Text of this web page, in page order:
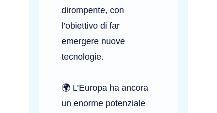
dirompente, con
l’obiettivo di far
emergere nuove
tecnologie.
🌍 L’Europa ha ancora
un enorme potenziale